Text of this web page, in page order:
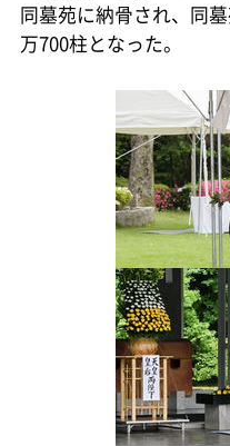
同墓苑に納骨され、同
万700柱となった。